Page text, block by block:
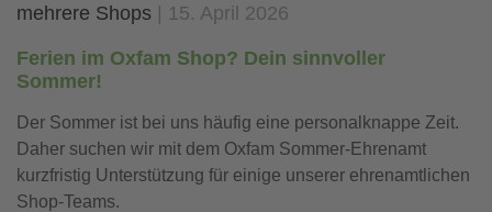
mehrere Shops 15. April 2026
Ferien im Oxfam Shop? Dein sinnvoller
Sommer!
Der Sommer ist bei uns häufig eine personalknappe Zeit.
Daher suchen wir mit dem Oxfam Sommer-Ehrenamt
kurzfristig Unterstützung für einige unserer ehrenamtlichen
Shop-Teams.